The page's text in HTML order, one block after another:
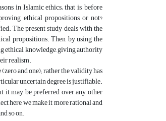
in Islamic ethics; that is, before
ethical propositions or not?
The present study deals with the
propositions. Then, by using the
ethical knowledge, giving authority
realism.
and one); rather the validity has
uncertain degree is justifiable.
it may be preferred over any other
here, we make it more rational and
so on.